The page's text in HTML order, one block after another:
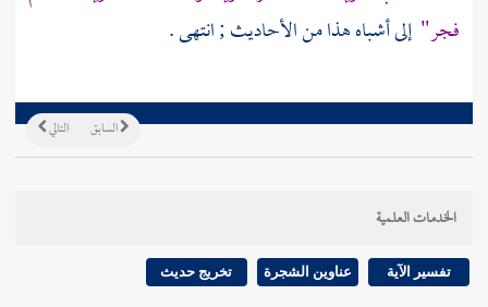
فجر" إلى أشباه هذا من الأحاديث ; انتهى .
التالي السابق
الخدمات العلمية
تفسير الآية عناوين الشجرة تخريج حديث